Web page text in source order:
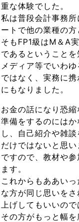
重な体験でした。
私は普段会計事務
ートで他の業種の
そもFP1級はM＆A
であるということを
メディア等でいわ
ではなく、実務に
にもなりました。
お金の話になり恐
準備をするのには
し、自己紹介や雑
だけではないと思い
ですので、教材や
ます。
これからもああい
な方が同じ思いを
上げしてもいいの
その方がもっと幅を